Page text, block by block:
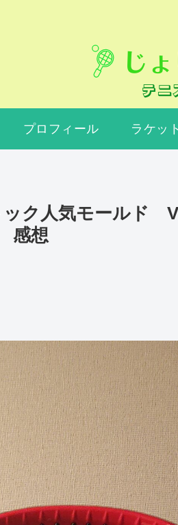
プロフィール ラケッ
ック人気モールド
感想